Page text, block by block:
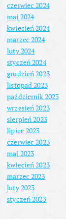
czerwiec 2024
maj 2024
kwiecień 2024
marzec 2024
luty 2024
styczeń 2024
grudzień 2023
listopad 2023
październik 2023
wrzesień 2023
sierpień 2023
lipiec 2023
czerwiec 2023
maj 2023
kwiecień 2023
marzec 2023
luty 2023
styczeń 2023